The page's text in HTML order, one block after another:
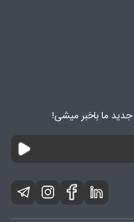
ما باخبر میشی!